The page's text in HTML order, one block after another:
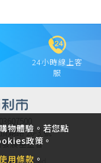
24小時線上客
服
湖路 26-3 號
展基金會
reserved.
物體驗。若您點
政策。
用條款 。